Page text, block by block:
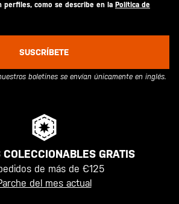
perfiles, como se describe en la Política de
SUSCRÍBETE
boletines se envían únicamente en inglés.
COLECCIONABLES GRATIS
de más de €125
del mes actual